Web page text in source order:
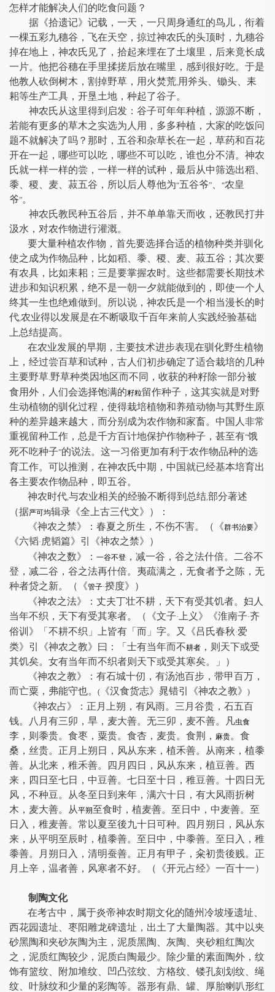
怎样才能解决人们的吃食问题？
据《拾遗记》记载，一天，一只周身通红的鸟儿，衔着
一棵五彩九穗谷，飞在天空，掠过神农氏的头顶时，九穗谷
掉在地上，神农氏见了，拾起来埋在了土壤里，后来竟长成
一片。他把谷穗在手里揉搓后放在嘴里，感到很好吃。于是
他教人砍倒树木，割掉野草，用火焚荒 用斧头、锄头、耒
耜等生产工具，开垦土地，种起了谷子。
神农氏从这里得到启发：谷子可年年种植，源源不断，
若能有更多的草木之实选为人用，多多种植，大家的吃饭问
题不就解决了吗？那时，五谷和杂草长在一起，草药和百花
开在一起，哪些可以吃，哪些不可以吃，谁也分不清。神农
氏就一样一样的尝，一样一样的试种，最后从中筛选出稻、
黍、稷、麦、菽五谷，所以后人尊他为“五谷爷” “农皇
爷”。
神农氏教民种五谷后，并不单单靠天而收，还教民打井
汲水，对农作物进行灌溉。
要大量种植农作物，首先要选择合适的植物种类并驯化
使之成为作物品种，比如稻、黍、稷、麦、菽五谷；其次要
有农具，比如耒耜；三是要掌握农时。这些都需要长期技术
进步和知识积累，绝不是一朝一夕就能做到的，即使一个人
终其一生也绝难做到。所以说，神农氏是一个相当漫长的时
代农业得以发展是在不断吸取千百年来前人实践经验基础
上总结提高。
在农业发展的早期，主要技术进步表现在驯化野生植物
上，经过尝百草和试种，古人们初步确定了适合栽培的几种
主要野草 野草种类因地区而不同，收获的种籽除一部分被
食用外，人们会选择饱满的籽粒留作种子，这其实就是对野
生动植物的驯化过程，使得栽培植物和养殖动物与其野生原
种的差异越来越大，而分别成为农作物和家畜。中国人非常
重视留种工作，总是千方百计地保护作物种子，甚至有“饿
死不吃种子”的说法。这一习俗更加有利于农作物品种的选
育工作。可以推测，在神农氏中期，中国就已经基本培育出
各主要农作物品种，即五谷。
神农时代与农业相关的经验不断得到总结部分著述
（据严可均辑录《全上古三代文》）：
《神农之禁》：春夏之所生，不伤不害。（《群书治要》
《六韬· 虎韬篇》引《神农之禁》）
《神农之数》： 一谷不登 ，减一谷，谷之法什倍。二谷不
登，减二谷，谷之法再什倍。夷疏满之，无食者予之陈，无
种者贷之新。（《管子·揆度》）
《神农之法》：丈夫丁壮不耕，天下有受其饥者。妇人
当年不织，天下有受其寒者。（《文子· 上义》《淮南子·齐
俗训》「不耕不织」上皆有「而」字。又《吕氏春秋·爱
类》引《神农之教》曰：「士有当年而不耕者 ，则天下或受
其饥矣。女有当年而不织者则天下或受其寒矣。」）
《神农之教》：有石城十仞，有汤池百步，带甲百万，
而亡粟，弗能守也。
( 《汉食货志》晁错引《神农之教》 )
《神农占》：正月上朔，有风雨。三月谷贵，石五百
钱。八月有三卯，旱，麦大善。无三卯，麦不善。凡虫食
李，则黍贵。食枣，粟贵。食杏，麦贵。食荆， 麻贵。食
桑，丝贵。正月上朔日，风从东来，植禾善。从南来，植黍
善。从北来，稚禾善。四月四日，风从东来，植豆善。西
来，四日至七日，中豆善。七日至十日，稚豆善。十四日无
风，不种豆。从冬至日到来年，满六十日，有大风雨折树
木，麦大善。从平朔至食时，植麦善。至日中，中麦善。至
日入，稚麦善。常以夏至後九十日可种。四月朔日，风从东
来，从平明至辰时，植黍善。至日中，中黍善。至日入，稚
黍善。月朔日入，清明蚕善。正月有甲子，籴初贵後贱。正
月上辛，温者善，风寒者不好。（《开元占经》一百十一）
制陶文化
在考古中，属于炎帝神农时期文化的随州冷坡垭遗址、
西花园遗址、枣阳雕龙碑遗址，出土了大量陶器。其中以夹
砂黑陶和夹砂灰陶为主，泥质黑陶、灰陶、夹砂粗红陶次
之，泥质红陶较少，泥质白陶最少。除少量的素面陶外，纹
饰有篮纹、附加堆纹、凹凸弦纹、方格纹、镂孔刻划纹、绳
纹、叶脉纹和少量的彩陶等。器形有鼎、罐、厚胎喇叭形红